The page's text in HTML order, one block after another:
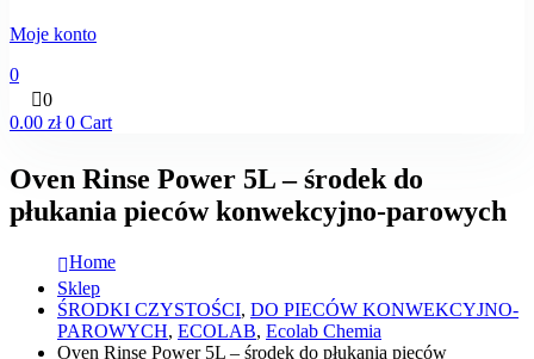
Moje konto
0
0
0.00 zł 0 Cart
Oven Rinse Power 5L – środek do
płukania pieców konwekcyjno-parowych
Home
Sklep
ŚRODKI CZYSTOŚCI, DO PIECÓW KONWEKCYJNO-
PAROWYCH, ECOLAB, Ecolab Chemia
Oven Rinse Power 5L – środek do płukania pieców